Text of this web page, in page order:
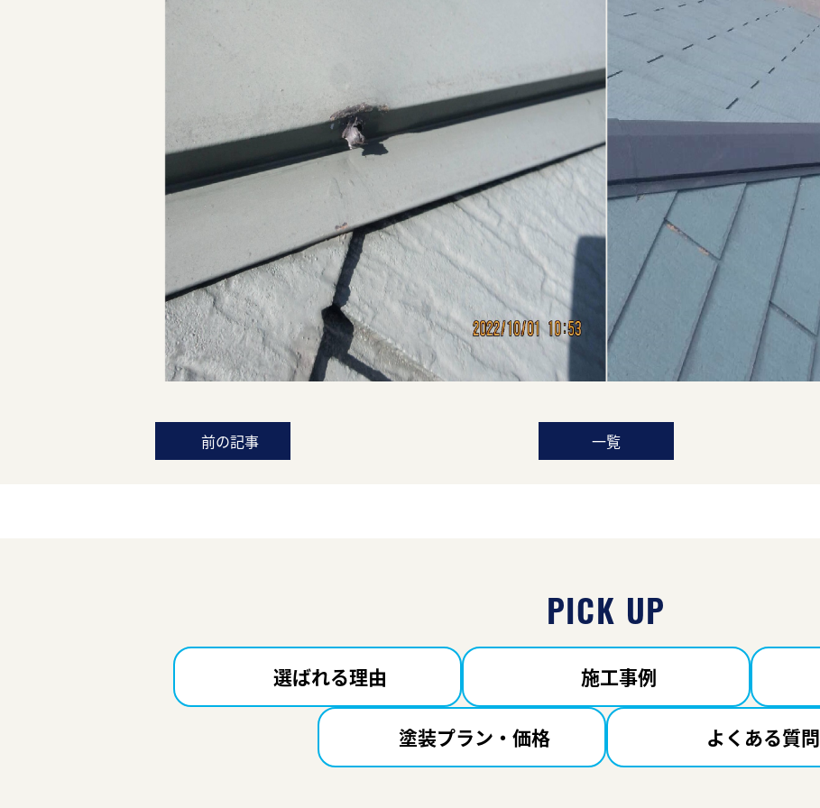
前の記事 一覧
PICK UP
選ばれる理由 施工事例
塗装プラン・価格 よくある質問